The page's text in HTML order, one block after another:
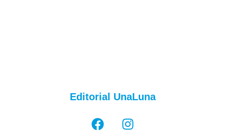
Editorial UnaLuna